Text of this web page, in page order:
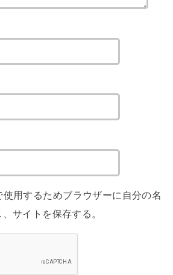
用するためブラウザーに自分の名
サイトを保存する。